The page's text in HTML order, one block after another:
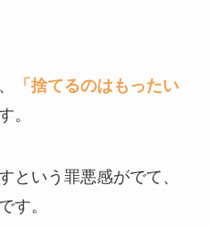
「捨てるのはもったい
。
という罪悪感がでて、
す。